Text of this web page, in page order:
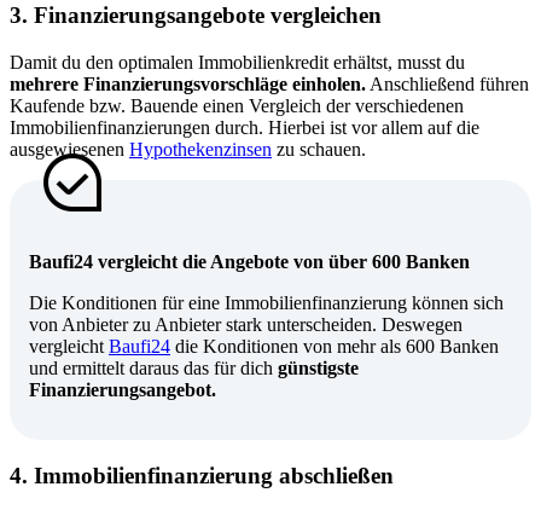
3. Finanzierungsangebote vergleichen
Damit du den optimalen Immobilienkredit erhältst, musst du
mehrere Finanzierungsvorschläge einholen. Anschließend führen
Kaufende bzw. Bauende einen Vergleich der verschiedenen
Immobilienfinanzierungen durch. Hierbei ist vor allem auf die
ausgewiesenen Hypothekenzinsen zu schauen.
Baufi24 vergleicht die Angebote von über 600 Banken
Die Konditionen für eine Immobilienfinanzierung können sich
von Anbieter zu Anbieter stark unterscheiden. Deswegen
vergleicht Baufi24 die Konditionen von mehr als 600 Banken
und ermittelt daraus das für dich günstigste
Finanzierungsangebot.
4. Immobilienfinanzierung abschließen